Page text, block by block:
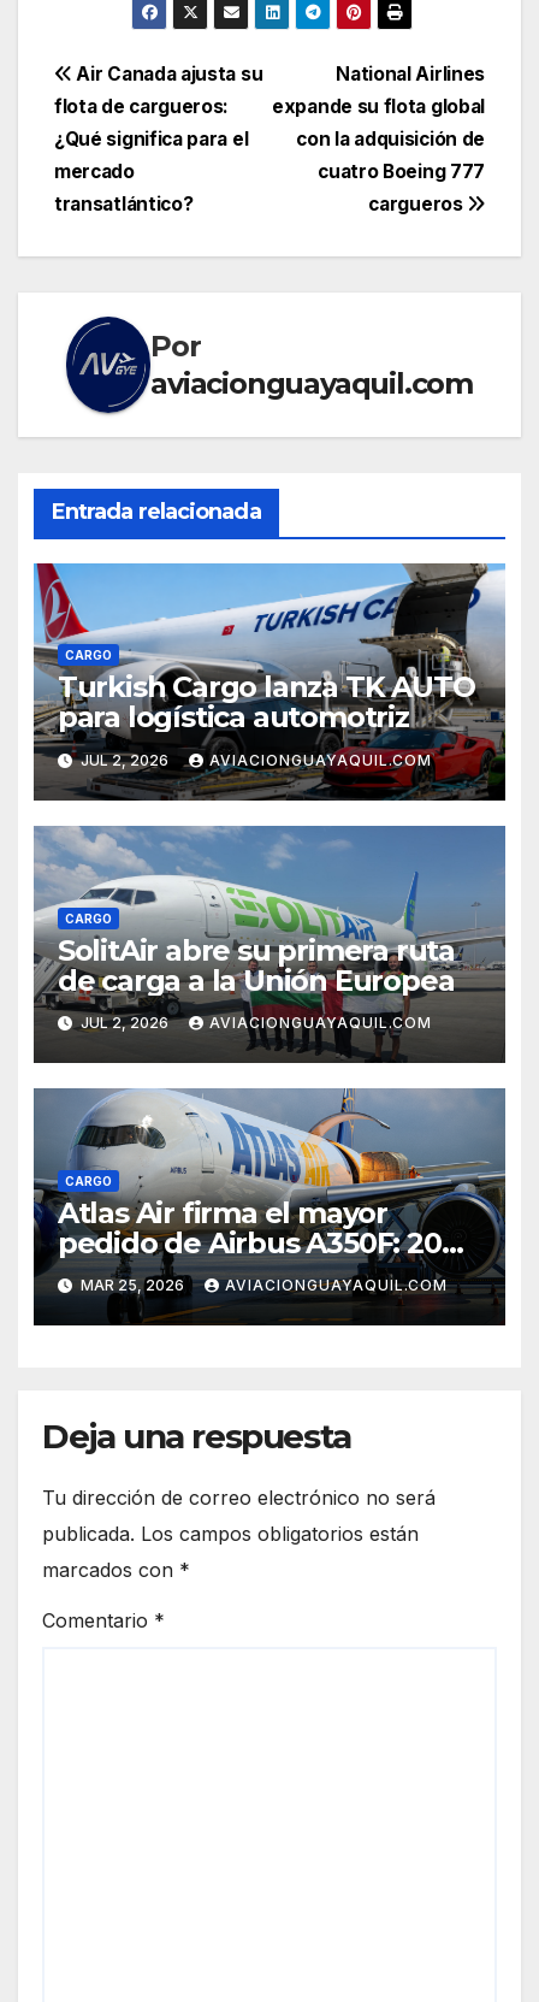
Navegación
de
entradas
National Airlines
expande su flota global
con la adquisición de
cuatro Boeing 777
cargueros
Air Canada ajusta su
flota de cargueros:
¿Qué significa para el
mercado
transatlántico?
Por
aviacionguayaquil.com
Entrada relacionada
CARGO
Turkish Cargo lanza TK AUTO
para logística automotriz
JUL 2, 2026 AVIACIONGUAYAQUIL.COM
CARGO
SolitAir abre su primera ruta
de carga a la Unión Europea
JUL 2, 2026 AVIACIONGUAYAQUIL.COM
CARGO
Atlas Air firma el mayor
pedido de Airbus A350F: 20
cargueros de última
generación
MAR 25, 2026 AVIACIONGUAYAQUIL.COM
Deja una respuesta
Tu dirección de correo electrónico no será
publicada. Los campos obligatorios están
marcados con *
Comentario *